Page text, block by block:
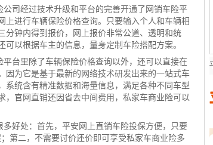
公司经过技术升级和平台的完善开通了网销车险平
上进行车辆保险价格查询。只要输入个人和车辆相
分钟内得到报价，网上报价非常公道、透明和统
可以根据车主的信息，量身定制车险搭配方案。
平台里除了车辆保险价格查询以外，还可以直接在
因为它是基于最新的网络技术研发出来的一站式车
系统含有精准数据和海量信息，满足各种不同车型
，官网直销还因省去中间费用，私家车商业险可以
多好处：首先，平安网上直销车险投保方便，只要
；第二，不需要讨价还价即可享受私家车商业险多